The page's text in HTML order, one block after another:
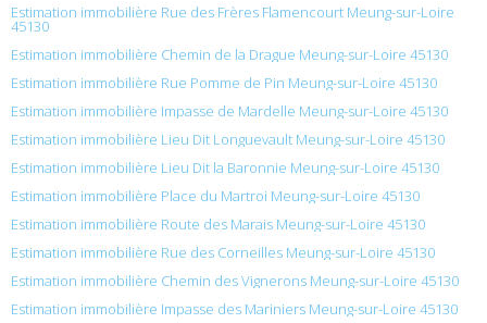
Estimation immobilière Rue des Frères Flamencourt Meung-sur-Loire
45130
Estimation immobilière Chemin de la Drague Meung-sur-Loire 45130
Estimation immobilière Rue Pomme de Pin Meung-sur-Loire 45130
Estimation immobilière Impasse de Mardelle Meung-sur-Loire 45130
Estimation immobilière Lieu Dit Longuevault Meung-sur-Loire 45130
Estimation immobilière Lieu Dit la Baronnie Meung-sur-Loire 45130
Estimation immobilière Place du Martroi Meung-sur-Loire 45130
Estimation immobilière Route des Marais Meung-sur-Loire 45130
Estimation immobilière Rue des Corneilles Meung-sur-Loire 45130
Estimation immobilière Chemin des Vignerons Meung-sur-Loire 45130
Estimation immobilière Impasse des Mariniers Meung-sur-Loire 45130